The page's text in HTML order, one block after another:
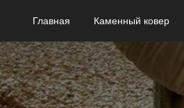
Главная Каменный ковер